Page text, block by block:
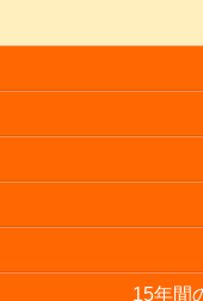
15年間